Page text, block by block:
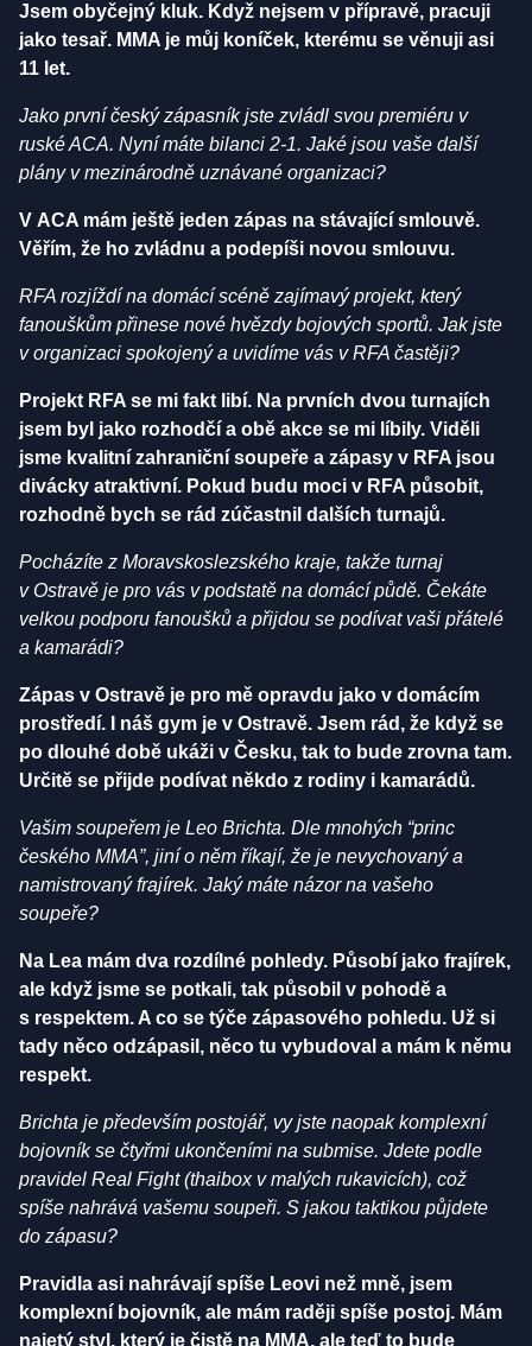
Jsem obyčejný kluk. Když nejsem v přípravě, pracuji
jako tesař. MMA je můj koníček, kterému se věnuji asi
11 let.
Jako první český zápasník jste zvládl svou premiéru v
ruské ACA. Nyní máte bilanci 2-1. Jaké jsou vaše další
plány v mezinárodně uznávané organizaci?
V ACA mám ještě jeden zápas na stávající smlouvě.
Věřím, že ho zvládnu a podepíši novou smlouvu.
RFA rozjíždí na domácí scéně zajímavý projekt, který
fanouškům přinese nové hvězdy bojových sportů. Jak jste
v organizaci spokojený a uvidíme vás v RFA častěji?
Projekt RFA se mi fakt libí. Na prvních dvou turnajích
jsem byl jako rozhodčí a obě akce se mi líbily. Viděli
jsme kvalitní zahraniční soupeře a zápasy v RFA jsou
divácky atraktivní. Pokud budu moci v RFA působit,
rozhodně bych se rád zúčastnil dalších turnajů.
Pocházíte z Moravskoslezského kraje, takže turnaj
v Ostravě je pro vás v podstatě na domácí půdě. Čekáte
velkou podporu fanoušků a přijdou se podívat vaši přátelé
a kamarádi?
Zápas v Ostravě je pro mě opravdu jako v domácím
prostředí. I náš gym je v Ostravě. Jsem rád, že když se
po dlouhé době ukáži v Česku, tak to bude zrovna tam.
Určitě se přijde podívat někdo z rodiny i kamarádů.
Vašim soupeřem je Leo Brichta. Dle mnohých “princ
českého MMA”, jiní o něm říkají, že je nevychovaný a
namistrovaný frajírek. Jaký máte názor na vašeho
soupeře?
Na Lea mám dva rozdílné pohledy. Působí jako frajírek,
ale když jsme se potkali, tak působil v pohodě a
s respektem. A co se týče zápasového pohledu. Už si
tady něco odzápasil, něco tu vybudoval a mám k němu
respekt.
Brichta je především postojář, vy jste naopak komplexní
bojovník se čtyřmi ukončeními na submise. Jdete podle
pravidel Real Fight (thaibox v malých rukavicích), což
spíše nahrává vašemu soupeři. S jakou taktikou půjdete
do zápasu?
Pravidla asi nahrávají spíše Leovi než mně, jsem
komplexní bojovník, ale mám raději spíše postoj. Mám
najetý styl, který je čistě na MMA, ale teď to bude